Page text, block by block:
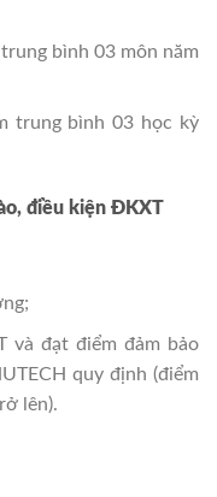
bình 03 môn năm
trung bình 03 học kỳ
điều kiện ĐKXT
và đạt điểm đảm bảo
quy định (điểm
lên).